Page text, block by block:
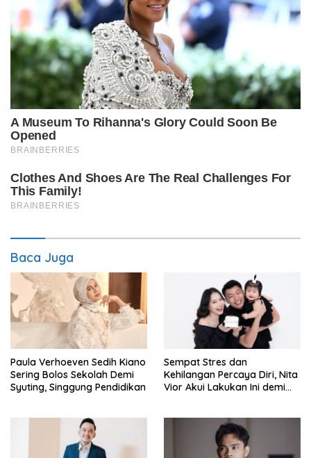
Baca Juga
Paula Verhoeven Sedih Kiano
Sering Bolos Sekolah Demi
Syuting, Singgung Pendidikan
Sempat Stres dan
Kehilangan Percaya Diri, Nita
Vior Akui Lakukan Ini demi